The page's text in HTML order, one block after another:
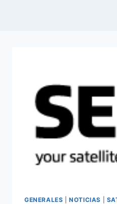
GENERALES |NOTICIAS